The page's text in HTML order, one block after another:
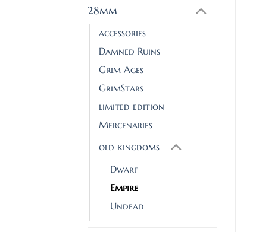
28mm
accessories
Damned Ruins
Grim Ages
GrimStars
limited edition
Mercenaries
old kingdoms
Dwarf
Empire
Undead